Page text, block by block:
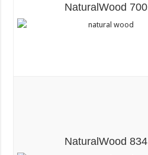
NaturalWood 700
NaturalWood 834